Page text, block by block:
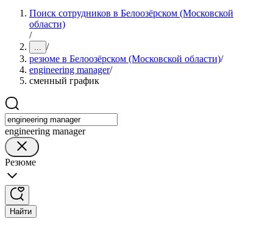
Поиск сотрудников в Белоозёрском (Московской
области)
/
... /
резюме в Белоозёрском (Московской области)/
engineering manager/
сменный график
engineering manager
Резюме
Найти